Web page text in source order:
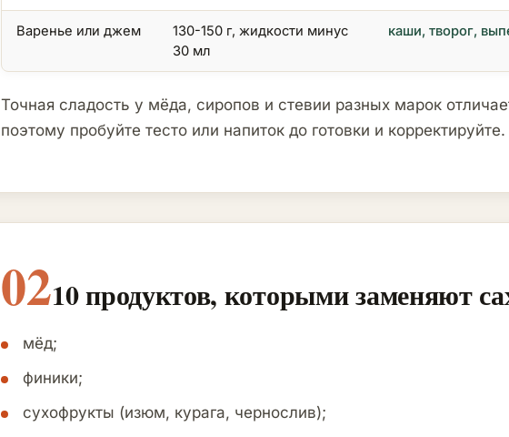
Варенье или джем
130-150 г, жидкости минус
30 мл
каши, творог,
Точная сладость у мёда, сиропов и стевии разных марок
поэтому пробуйте тесто или напиток до готовки и корректируйте.
0210 продуктов, которыми заменяют
мёд;
финики;
сухофрукты (изюм, курага, чернослив);